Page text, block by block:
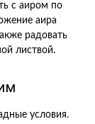
с аиром по
аира
радовать
листвой.
условия.